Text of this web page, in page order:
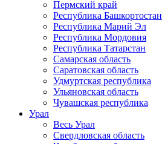
Пермский край
Республика Башкортостан
Республика Марий Эл
Республика Мордовия
Республика Татарстан
Самарская область
Саратовская область
Удмуртская республика
Ульяновская область
Чувашская республика
Урал
Весь Урал
Свердловская область